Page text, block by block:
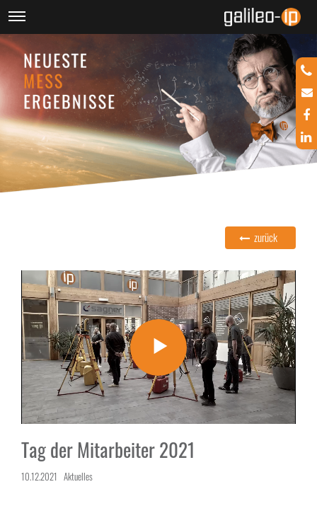
zurück
Tag der Mitarbeiter 2021
10.12.2021 Aktuelles